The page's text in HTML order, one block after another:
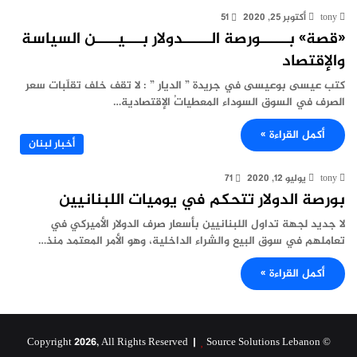
tony أكتوبر 25, 2020 51
«قصة» بـــــورصة الـــــدولار بـــيــــن السياسة
والإقتصاد
كتب عيسى بوعيسى في جريدة ” الديار ” : لا تقف خلف تقلّبات سعر
الصرف في السوق السوداء المعطياتُ الإقتصادية…
أكمل القراءة »
أخبار لبنان
tony يوليو 12, 2020 71
بورصة الدولار تتحكم في يوميات اللبنانيين
لا جديد لجهة تداول اللبنانيين بأسعار صرف الدولار الأميركي في
تعاملهم في سوق البيع والشراء الداخلية، وهو الأمر المعتمد منذ…
أكمل القراءة »
© Copyright 2026, All Rights Reserved |
Source Solutions Lebanon